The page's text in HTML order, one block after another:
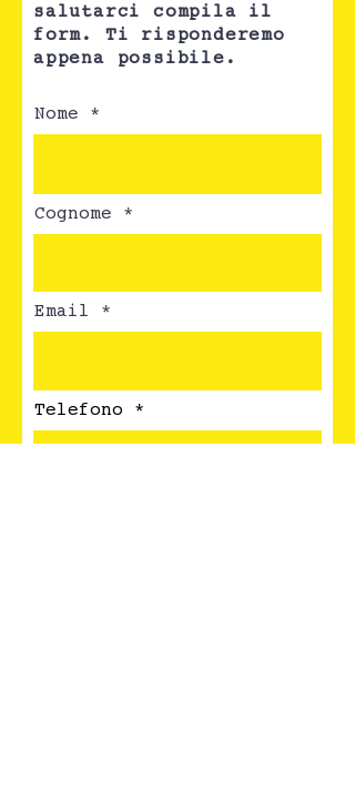
salutarci compila il
form. Ti risponderemo
appena possibile.
Nome
Cognome
Email
Telefono